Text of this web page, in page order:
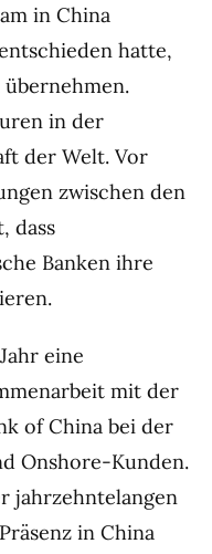
in China
hatte,
in der
der Welt. Vor
zwischen den
dass
Banken ihre
eine
mit der
of China bei der
Onshore-Kunden.
jahrzehntelangen
in China